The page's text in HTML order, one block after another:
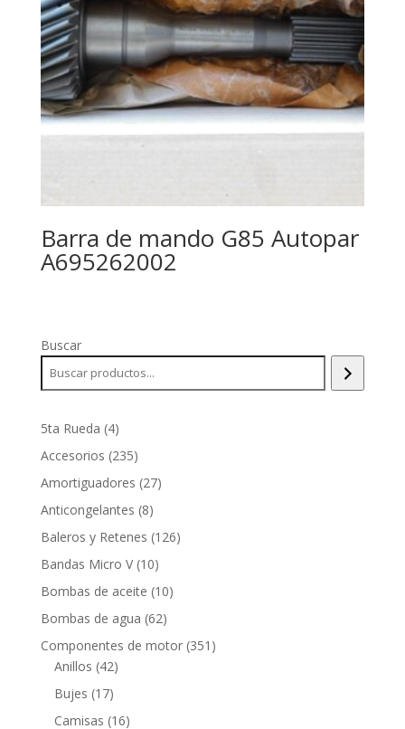
Barra de mando G85 Autopar
A695262002
Buscar
5ta Rueda 44
productos
Accesorios 235235
productos
Amortiguadores 2727
Anticongelantes 88
productos
Baleros y Retenes 126126
Bandas Micro V 1010
productos
Bombas de aceite 1010
Bombas de agua 6262
productos
Componentes de motor 351 351
Anillos 4242
Bujes 1717
productos
Camisas 1616